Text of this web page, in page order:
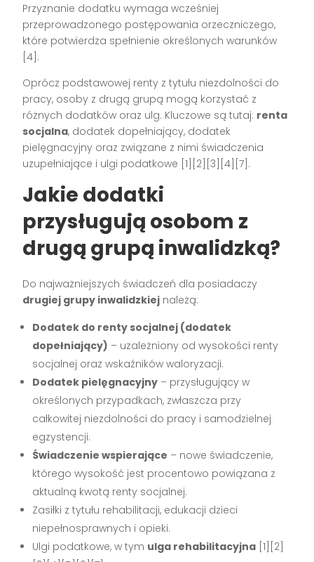
Przyznanie dodatku wymaga wcześniej
przeprowadzonego postępowania orzeczniczego,
które potwierdza spełnienie określonych warunków
[4].
Oprócz podstawowej renty z tytułu niezdolności do
pracy, osoby z drugą grupą mogą korzystać z
różnych dodatków oraz ulg. Kluczowe są tutaj: renta
socjalna, dodatek dopełniający, dodatek
pielęgnacyjny oraz związane z nimi świadczenia
uzupełniające i ulgi podatkowe [1][2][3][4][7].
Jakie dodatki
przysługują osobom z
drugą grupą inwalidzką?
Do najważniejszych świadczeń dla posiadaczy
drugiej grupy inwalidzkiej należą:
Dodatek do renty socjalnej (dodatek
dopełniający) – uzależniony od wysokości renty
socjalnej oraz wskaźników waloryzacji.
Dodatek pielęgnacyjny – przysługujący w
określonych przypadkach, zwłaszcza przy
całkowitej niezdolności do pracy i samodzielnej
egzystencji.
Świadczenie wspierające – nowe świadczenie,
którego wysokość jest procentowo powiązana z
aktualną kwotą renty socjalnej.
Zasiłki z tytułu rehabilitacji, edukacji dzieci
niepełnosprawnych i opieki.
Ulgi podatkowe, w tym ulga rehabilitacyjna [1][2]